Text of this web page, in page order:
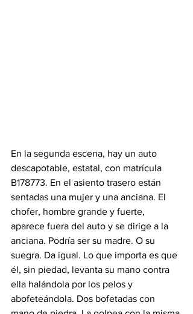
En la segunda escena, hay un auto
descapotable, estatal, con matrícula
B178773. En el asiento trasero están
sentadas una mujer y una anciana. El
chofer, hombre grande y fuerte,
aparece fuera del auto y se dirige a la
anciana. Podría ser su madre. O su
suegra. Da igual. Lo que importa es que
él, sin piedad, levanta su mano contra
ella halándola por los pelos y
abofeteándola. Dos bofetadas con